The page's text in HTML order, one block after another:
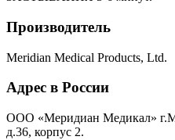
Производитель
Meridian Medical Products, Ltd.
Адрес в России
ООО «Меридиан Медикал»
д.36, корпус 2.